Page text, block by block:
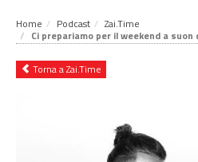
Home Podcast Zai.Time
Ci prepariamo per il weekend a
Torna a Zai.Time